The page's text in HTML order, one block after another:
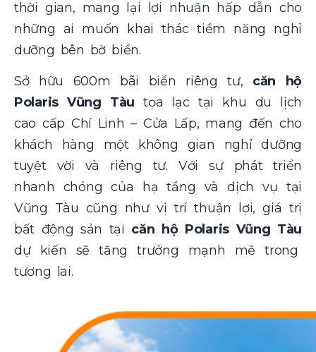
thời gian, mang lại lợi nhuận hấp dẫn cho
những ai muốn khai thác tiềm năng nghỉ
dưỡng bên bờ biển.
Sở hữu 600m bãi biển riêng tư, căn hộ
Polaris Vũng Tàutọa lạc tại khu du lịch
cao cấp Chí Linh – Cửa Lấp, mang đến cho
khách hàng một không gian nghỉ dưỡng
tuyệt vời và riêng tư. Với sự phát triển
nhanh chóng của hạ tầng và dịch vụ tại
Vũng Tàu cũng như vị trí thuận lợi, giá trị
bất động sản tại căn hộ Polaris Vũng Tàu
dự kiến sẽ tăng trưởng mạnh mẽ trong
tương lai.